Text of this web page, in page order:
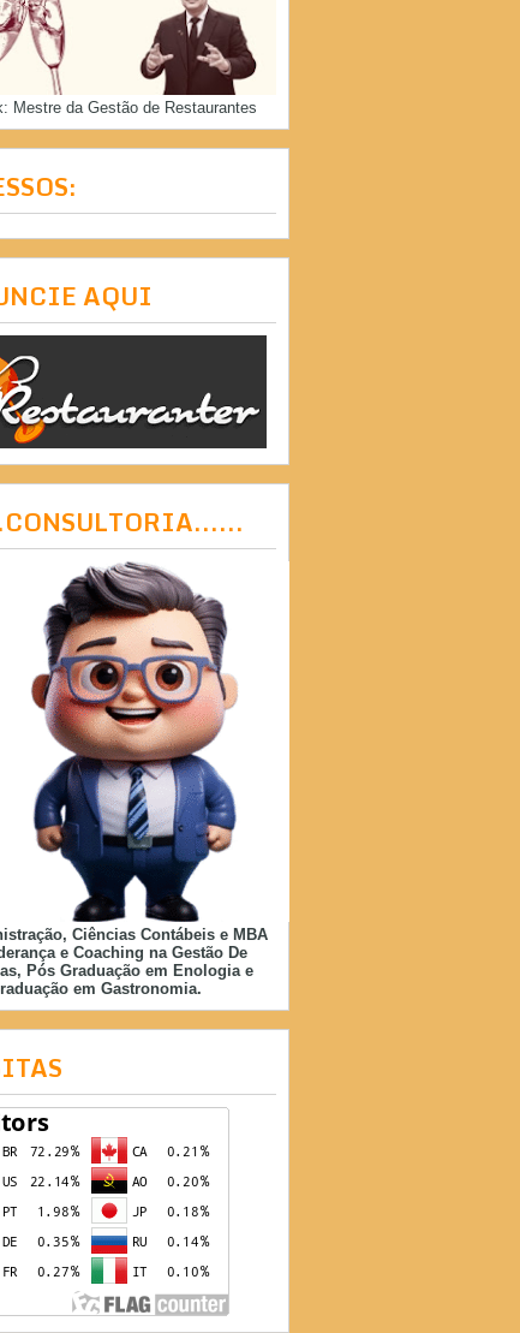
Mestre da Gestão de Restaurantes
AQUI
Ciências Contábeis e MBA
e Coaching na Gestão De
Pós Graduação em Enologia e
em Gastronomia.